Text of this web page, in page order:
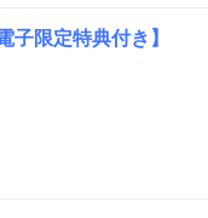
子限定特典付き】